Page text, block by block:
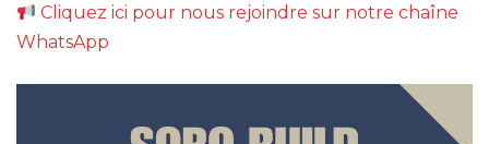
Cliquez ici pour nous rejoindre sur notre chaîne
WhatsApp